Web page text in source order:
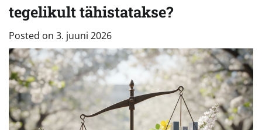
tegelikult tähistatakse?
Posted on 3. juuni 2026